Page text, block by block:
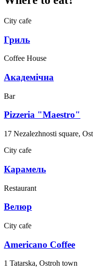
City cafe
Гриль
Coffee House
Академічна
Bar
Pizzeria "Maestro"
17 Nezalezhnosti square,
City cafe
Карамель
Restaurant
Велюр
City cafe
Americano Coffee
1 Tatarska, Ostroh town